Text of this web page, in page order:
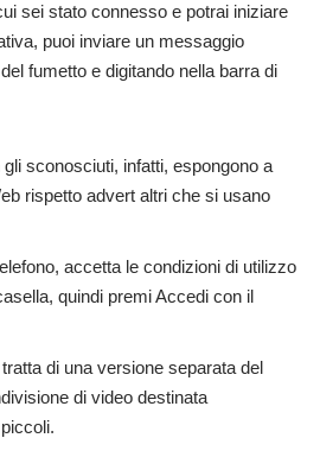
sei stato connesso e potrai iniziare
puoi inviare un messaggio
fumetto e digitando nella barra di
gli sconosciuti, infatti, espongono a
rispetto advert altri che si usano
accetta le condizioni di utilizzo
quindi premi Accedi con il
di una versione separata del
di video destinata